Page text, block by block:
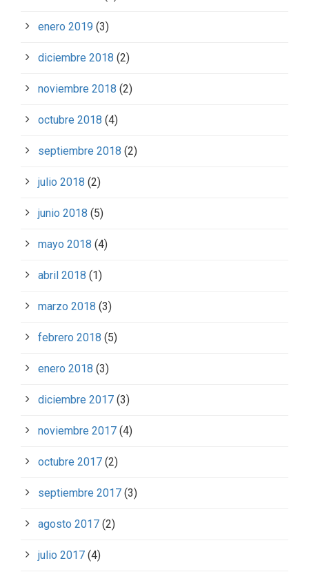
enero 2019 (3)
diciembre 2018 (2)
noviembre 2018 (2)
octubre 2018 (4)
septiembre 2018 (2)
julio 2018 (2)
junio 2018 (5)
mayo 2018 (4)
abril 2018 (1)
marzo 2018 (3)
febrero 2018 (5)
enero 2018 (3)
diciembre 2017 (3)
noviembre 2017 (4)
octubre 2017 (2)
septiembre 2017 (3)
agosto 2017 (2)
julio 2017 (4)